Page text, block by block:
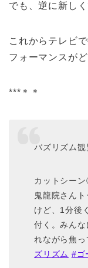
でも、逆に新し
これからテレビ
フォーマンスが
***＊＊
バズリズム観
カットシー
鬼龍院さん
けど、1分後
付く。みん
れながら焦
ズリズム #ゴ